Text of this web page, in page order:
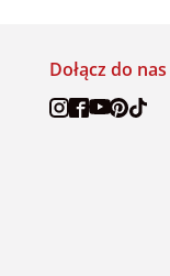
Dołącz do nas